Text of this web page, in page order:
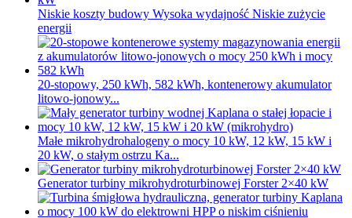
Niskie koszty budowy Wysoka wydajność Niskie zużycie
energii
20-stopowy, 250 kWh, 582 kWh, kontenerowy akumulator
litowo-jonowy...
Małe mikrohydrohalogeny o mocy 10 kW, 12 kW, 15 kW i
20 kW, o stałym ostrzu Ka...
Generator turbiny mikrohydroturbinowej Forster 2×40 kW